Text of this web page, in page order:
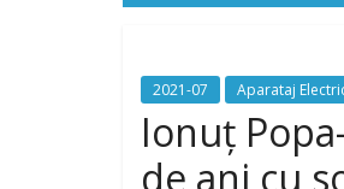
2021-07 Aparataj
Ionuț
de ani cu